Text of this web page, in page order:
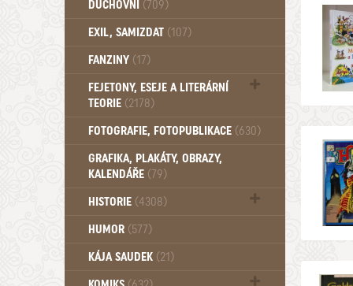
DUCHOVNÍ (709)
Okultismus (110)
EXIL, SAMIZDAT (107)
FANZINY (17)
FEJETONY, ESEJE A LITERÁRNÍ
TEORIE (2178)
Citáty, aforismy, snáře, přísloví,
FOTOGRAFIE, FOTOPUBLIKACE (630)
GRAFIKA, PLAKÁTY, OBRAZY,
KALENDÁŘE (79)
HISTORIE (4308)
Mytologie, Mýty, Báje, Pověsti (203)
HUMOR (577)
KÁJA SAUDEK (21)